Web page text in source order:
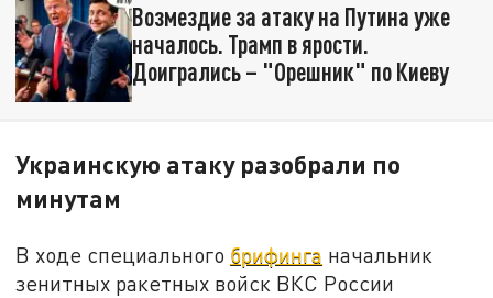
Возмездие за атаку на Путина уже
началось. Трамп в ярости.
Доигрались – "Орешник" по Киеву
Украинскую атаку разобрали по
минутам
В ходе специального брифинга начальник
зенитных ракетных войск ВКС России